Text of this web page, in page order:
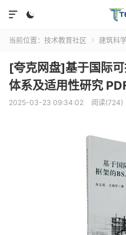


当前位置： 技术教育社区  建筑科
[夸克网盘]基于国际
体系及适用性研究
2025-03-23 09:34:02 阅读(724)